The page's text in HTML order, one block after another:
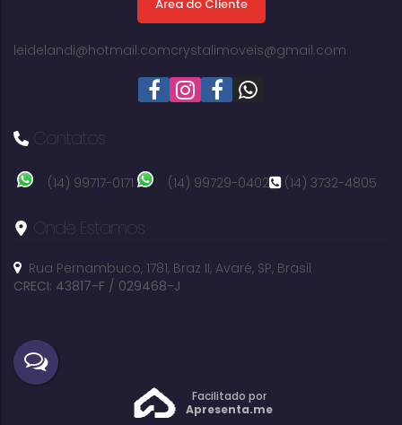
Área do Cliente
leidelandi@hotmail.comcrystalimoveis@gmail.com
Contatos
(14) 99717-0171 (14) 99729-0402 (14) 3732-4805
Onde Estamos
Rua Pernambuco, 1781, Braz II, Avaré, SP, Brasil
CRECI: 43817-F / 029468-J